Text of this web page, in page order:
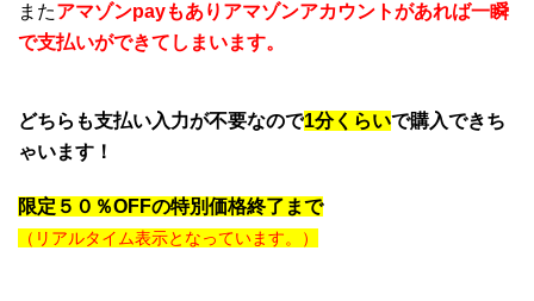
またアマゾンpayもありアマゾンアカウントがあれば一瞬
で支払いができてしまいます。
どちらも支払い入力が不要なので1分くらいで購入できち
ゃいます！
限定５０％OFFの特別価格終了まで残りあと少し
（リアルタイム表示となっています。）